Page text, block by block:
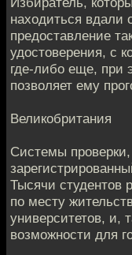
находиться вдали
предоставление
удостоверения, с
где-либо еще, при
позволяет ему
Великобритания
Системы проверки,
Тысячи студентов
по месту
университетов, и,
возможности для